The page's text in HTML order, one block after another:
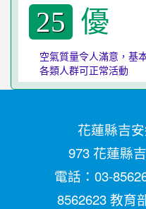
25 優
空氣質量令人滿意，基
各類人群可正常活動
花蓮縣吉
973 花蓮縣
電話：03-
8562623 教育